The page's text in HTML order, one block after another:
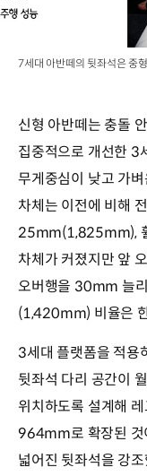
7세대 아반떼의 뒷좌석은 중
신형 아반떼는 충돌
집중적으로 개선한 3
무게중심이 낮고 가
차체는 이전에 비해
25mm(1,825mm),
차체가 커졌지만 앞
오버행을 30mm 늘
(1,420mm) 비율은
3세대 플랫폼을 적용
뒷좌석 다리 공간이
위치하도록 설계해
964mm로 확장된 것
넓어진 뒷좌석을 강